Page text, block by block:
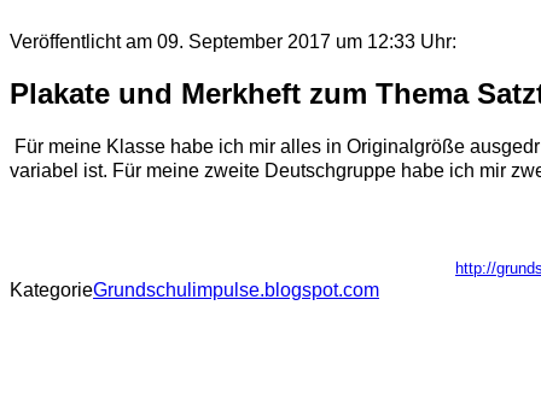
Veröffentlicht am 09. September 2017 um 12:33 Uhr:
Plakate und Merkheft zum Thema
Für meine Klasse habe ich mir alles in Originalgröße
variabel ist. Für meine zweite Deutschgruppe habe ich mir
http://
KategorieGrundschulimpulse.blogspot.com